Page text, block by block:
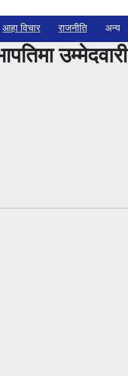
आहा विचार राजनीति अन्य